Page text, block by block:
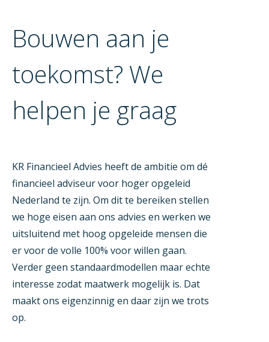
Bouwen aan je
toekomst? We
helpen je graag
KR Financieel Advies heeft de ambitie om dé
financieel adviseur voor hoger opgeleid
Nederland te zijn. Om dit te bereiken stellen
we hoge eisen aan ons advies en werken we
uitsluitend met hoog opgeleide mensen die
er voor de volle 100% voor willen gaan.
Verder geen standaardmodellen maar echte
interesse zodat maatwerk mogelijk is. Dat
maakt ons eigenzinnig en daar zijn we trots
op.